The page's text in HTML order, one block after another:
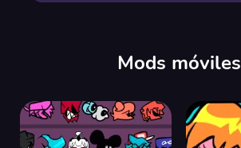
Mods móviles